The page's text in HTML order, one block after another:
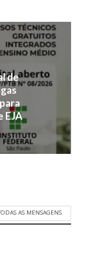
de
EJA
AS MENSAGENS